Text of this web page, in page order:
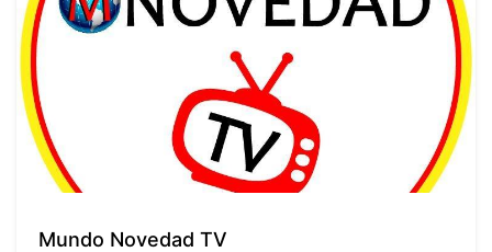
Mundo Novedad TV